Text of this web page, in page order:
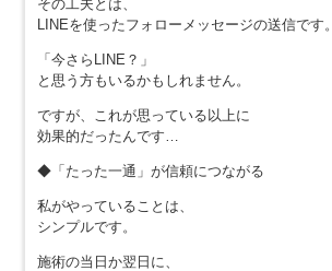
その工夫とは、
LINEを使ったフォローメッセージの送信です。
「今さらLINE？」
と思う方もいるかもしれません。
ですが、これが思っている以上に
効果的だったんです…
◆「たった一通」が信頼につながる
私がやっていることは、
シンプルです。
施術の当日か翌日に、